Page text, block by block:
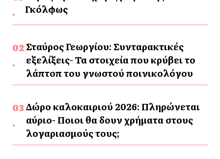
Γκόλφως
Σταύρος Γεωργίου: Συνταρακτικές
εξελίξεις- Τα στοιχεία που κρύβει το
λάπτοπ του γνωστού ποινικολόγου
Δώρο καλοκαιριού 2026: Πληρώνεται
αύριο- Ποιοι θα δουν χρήματα στους
λογαριασμούς τους;